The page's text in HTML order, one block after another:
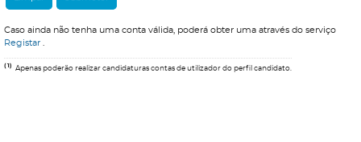
Caso ainda não tenha uma conta válida, poderá obter uma através do serviço
Registar
(1) Apenas poderão realizar candidaturas contas de utilizador do perfil candidato.